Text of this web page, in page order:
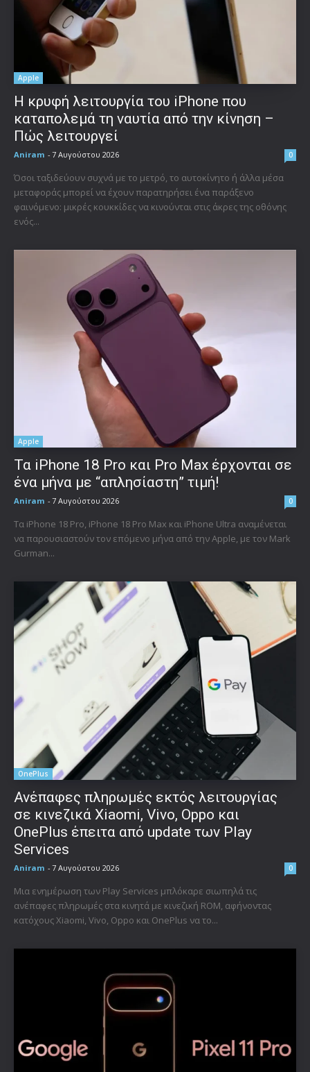
Apple
Η κρυφή λειτουργία του iPhone που
καταπολεμά τη ναυτία από την κίνηση –
Πώς λειτουργεί
Aniram - 7 Αυγούστου 2026 0
Όσοι ταξιδεύουν συχνά με το μετρό, το αυτοκίνητο ή άλλα μέσα
μεταφοράς μπορεί να έχουν παρατηρήσει ένα παράξενο
φαινόμενο: μικρές κουκκίδες να κινούνται στις άκρες της οθόνης
ενός...
Apple
Τα iPhone 18 Pro και Pro Max έρχονται σε
ένα μήνα με “απλησίαστη” τιμή!
Aniram - 7 Αυγούστου 2026 0
Τα iPhone 18 Pro, iPhone 18 Pro Max και iPhone Ultra αναμένεται
να παρουσιαστούν τον επόμενο μήνα από την Apple, με τον Mark
Gurman...
OnePlus
Ανέπαφες πληρωμές εκτός λειτουργίας
σε κινεζικά Xiaomi, Vivo, Oppo και
OnePlus έπειτα από update των Play
Services
Aniram - 7 Αυγούστου 2026 0
Μια ενημέρωση των Play Services μπλόκαρε σιωπηλά τις
ανέπαφες πληρωμές στα κινητά με κινεζική ROM, αφήνοντας
κατόχους Xiaomi, Vivo, Oppo και OnePlus να το...